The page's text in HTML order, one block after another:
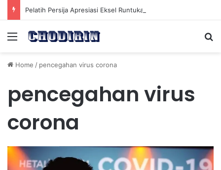
Menu
Home / pencegahan virus corona
pencegahan virus
corona